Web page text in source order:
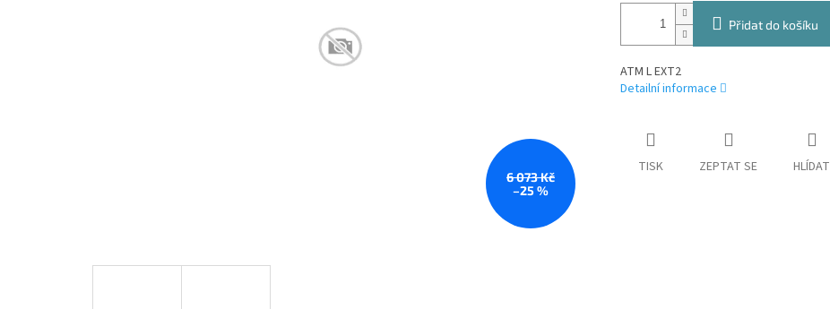
6 073 Kč
–25 %
Přidat do košíku
ATM L EXT2
Detailní informace
TISK ZEPTAT SE HLÍDAT